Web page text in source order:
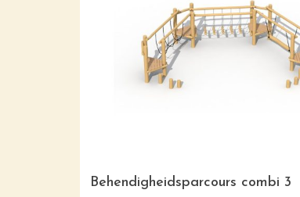
Behendigheidsparcours combi 3